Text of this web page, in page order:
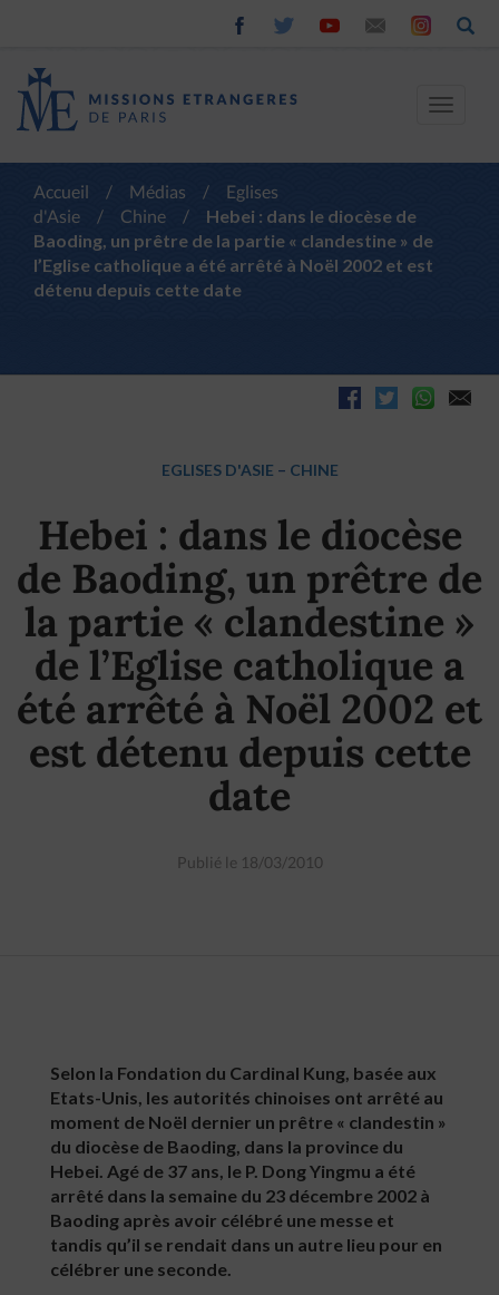
Toggle
Accueil / Médias /
Eglises
d'Asie
/ Chine /
Hebei : dans le diocèse de
Baoding, un prêtre de la partie « clandestine » de
l’Eglise catholique a été arrêté à Noël 2002 et est
détenu depuis cette date
EGLISES D'ASIE – CHINE
Hebei : dans le diocèse
de Baoding, un prêtre de
la partie « clandestine »
de l’Eglise catholique a
été arrêté à Noël 2002 et
est détenu depuis cette
date
Publié le 18/03/2010
Selon la Fondation du Cardinal Kung, basée aux
Etats-Unis, les autorités chinoises ont arrêté au
moment de Noël dernier un prêtre « clandestin »
du diocèse de Baoding, dans la province du
Hebei. Agé de 37 ans, le P. Dong Yingmu a été
arrêté dans la semaine du 23 décembre 2002 à
Baoding après avoir célébré une messe et
tandis qu’il se rendait dans un autre lieu pour en
célébrer une seconde.